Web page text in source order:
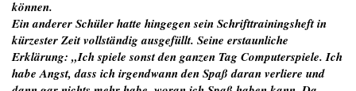
können.
Ein anderer Schüler hatte hingegen sein Schrifttrainingsheft in
kürzester Zeit vollständig ausgefüllt. Seine erstaunliche
Erklärung: „Ich spiele sonst den ganzen Tag Computerspiele. Ich
habe Angst, dass ich irgendwann den Spaß daran verliere und